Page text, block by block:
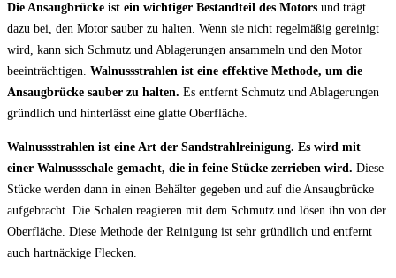
Die Ansaugbrücke ist ein wichtiger Bestandteil des Motors und trägt
dazu bei, den Motor sauber zu halten. Wenn sie nicht regelmäßig gereinigt
wird, kann sich Schmutz und Ablagerungen ansammeln und den Motor
beeinträchtigen. Walnussstrahlen ist eine effektive Methode, um die
Ansaugbrücke sauber zu halten. Es entfernt Schmutz und Ablagerungen
gründlich und hinterlässt eine glatte Oberfläche.
Walnussstrahlen ist eine Art der Sandstrahlreinigung. Es wird mit
einer Walnussschale gemacht, die in feine Stücke zerrieben wird. Diese
Stücke werden dann in einen Behälter gegeben und auf die Ansaugbrücke
aufgebracht. Die Schalen reagieren mit dem Schmutz und lösen ihn von der
Oberfläche. Diese Methode der Reinigung ist sehr gründlich und entfernt
auch hartnäckige Flecken.